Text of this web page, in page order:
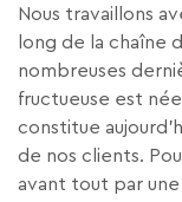
Nous travaillons
long de la chaîne
nombreuses
fructueuse est
constitue
de nos clients.
avant tout par